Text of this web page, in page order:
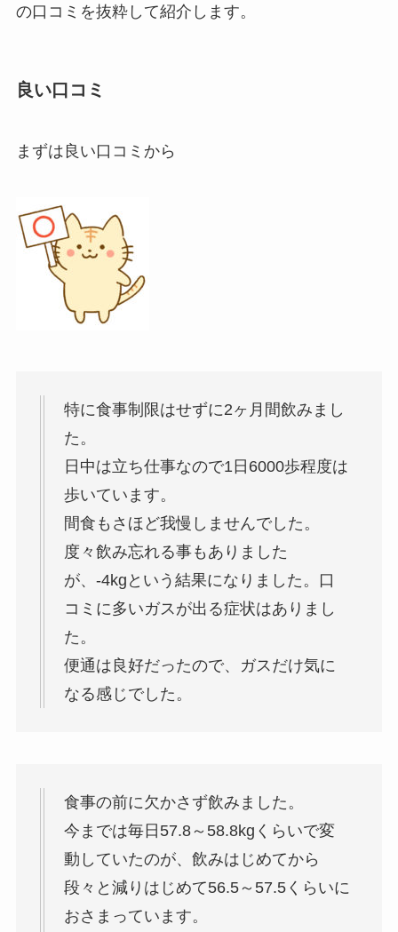
の口コミを抜粋して紹介します。
良い口コミ
まずは良い口コミから
特に食事制限はせずに2ヶ月間飲みまし
た。
日中は立ち仕事なので1日6000歩程度は
歩いています。
間食もさほど我慢しませんでした。
度々飲み忘れる事もありました
が、-4kgという結果になりました。
口
コミに多いガスが出る症状はありまし
た。
便通は良好だったので、ガスだけ気に
なる感じでした。
食事の前に欠かさず飲みました。
今までは毎日57.8～58.8kgくらいで変
動していたのが、飲みはじめてから
段々と減りはじめて56.5～57.5くらいに
おさまっています。